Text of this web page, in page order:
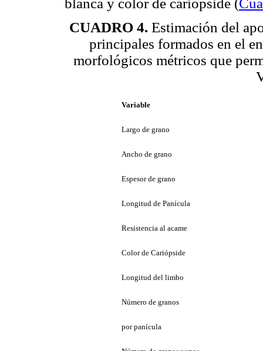
CUADRO 4. Estimación del
principales for­mados en el
morfológicos métricos que
Variable
Largo de grano
Ancho de grano
Espesor de grano
Longitud de Panícula
Resistencia al acame
Color de Cariópside
Longitud del limbo
Número de granos
por panícula